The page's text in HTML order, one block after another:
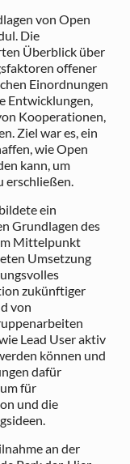
von Open
Die
Überblick über
offener
Einordnungen
Entwicklungen,
Kooperationen,
Ziel war es, ein
wie Open
kann, um
erschließen.
ein
Grundlagen des
Mittelpunkt
Umsetzung
zukünftiger
von
Lead User aktiv
können und
dafür
für
und die
an der